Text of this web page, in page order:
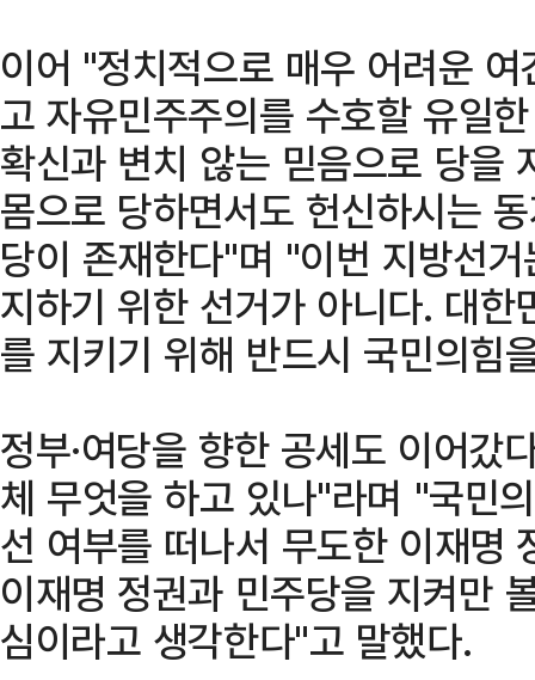
이어 "정치적으로 매우 어려운
고 자유민주주의를 수호할 유일
확신과 변치 않는 믿음으로 당을
몸으로 당하면서도 헌신하시는
당이 존재한다"며 "이번 지방선
지하기 위한 선거가 아니다. 대
를 지키기 위해 반드시 국민의힘
정부·여당을 향한 공세도 이어
체 무엇을 하고 있나"라며 "국민
선 여부를 떠나서 무도한 이재명
이재명 정권과 민주당을 지켜만
심이라고 생각한다"고 말했다.